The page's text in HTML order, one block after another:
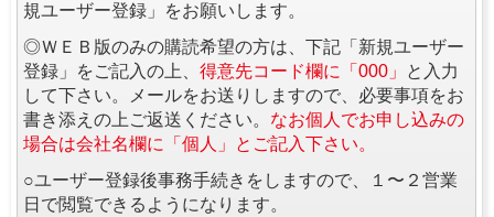
規ユーザー登録」をお願いします。
◎ＷＥＢ版のみの購読希望の方は、下記「新規ユーザー
登録」をご記入の上、 得意先コード欄に「000」
と入力
して下さい。メールをお送りしますので、必要事項をお
書き添えの上ご返送ください。 なお個人でお申し込みの
場合は会社名欄に「個人」とご記入下さい。
○ユーザー登録後事務手続きをしますので、１〜２営業
日で閲覧できるようになります。